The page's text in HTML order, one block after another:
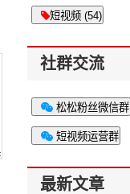
短视频 (54)
社群交流
松松粉丝微信群
短视频运营群
最新文章